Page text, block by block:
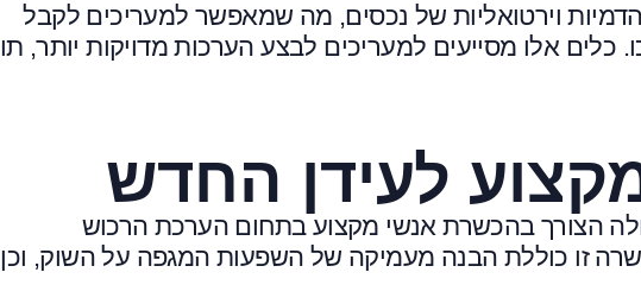
וירטואליות של נכסים, מה שמאפשר למעריכים לקבל
כלים אלו מסייעים למעריכים לבצע הערכות מדויקות יותר,
לעידן החדש
עולה הצורך בהכשרת אנשי מקצוע בתחום הערכת הרכוש
זו כוללת הבנה מעמיקה של השפעות המגפה על השוק, וכן